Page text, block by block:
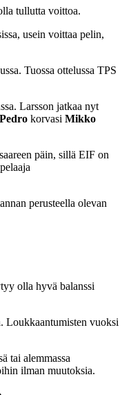
tullutta voittoa.
usein voittaa pelin,
Tuossa ottelussa TPS
Larsson jatkaa nyt
korvasi Mikko
päin, sillä EIF on
perusteella olevan
olla hyvä balanssi
Loukkaantumisten vuoksi
tai alemmassa
ilman muutoksia.